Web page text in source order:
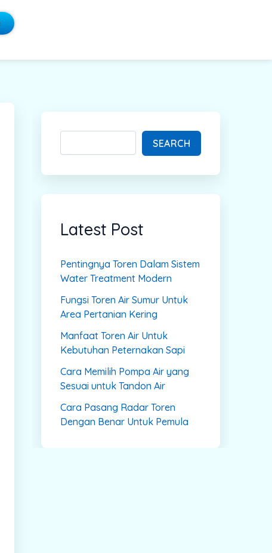
a
c
SEARCH
Latest Post
Pentingnya Toren Dalam Sistem
Water Treatment Modern
Fungsi Toren Air Sumur Untuk
Area Pertanian Kering
Manfaat Toren Air Untuk
Kebutuhan Peternakan Sapi
Cara Memilih Pompa Air yang
Sesuai untuk Tandon Air
Cara Pasang Radar Toren
Dengan Benar Untuk Pemula